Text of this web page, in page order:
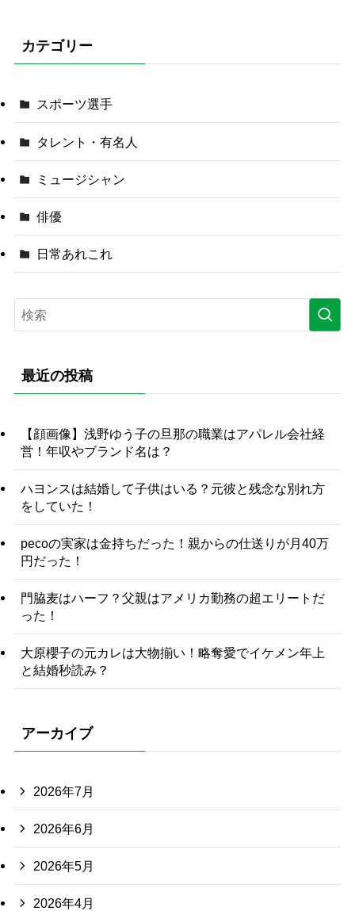
カテゴリー
スポーツ選手
タレント・有名人
ミュージシャン
俳優
日常あれこれ
最近の投稿
【顔画像】浅野ゆう子の旦那の職業はアパレル会社経
営！年収やブランド名は？
ハヨンスは結婚して子供はいる？元彼と残念な別れ方
をしていた！
pecoの実家は金持ちだった！親からの仕送りが月40万
円だった！
門脇麦はハーフ？父親はアメリカ勤務の超エリートだ
った！
大原櫻子の元カレは大物揃い！略奪愛でイケメン年上
と結婚秒読み？
アーカイブ
2026年7月
2026年6月
2026年5月
2026年4月